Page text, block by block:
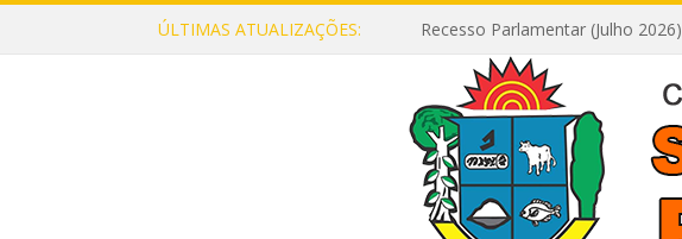
ÚLTIMAS ATUALIZAÇÕES: Recesso Parlamentar (Julho 2026)